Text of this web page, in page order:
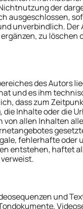
der
ausgeschlossen,
unverbindlich. Der
zu löschen
des Autors
und es ihm
dass zum
Inhalte oder die
von allen Inhalten
fehlerhafte oder
entstehen, haftet
und